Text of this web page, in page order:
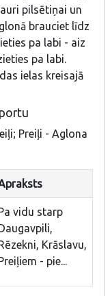
pilsētiņai un
brauciet līdz
pa labi - aiz
pa labi.
ielas kreisajā
Preiļi - Aglona
vidu starp
Krāslavu,
- pie...